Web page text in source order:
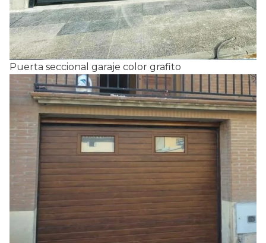
Puerta seccional garaje color grafito